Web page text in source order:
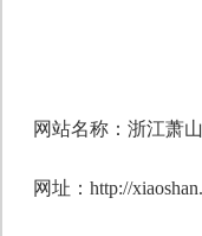
网站名称：浙江萧
网址：http://